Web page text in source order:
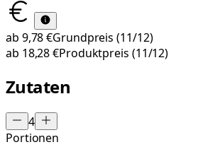
ab 9,78 €Grundpreis (11/12)
ab 18,28 €Produktpreis (11/12)
Zutaten
4
Portionen